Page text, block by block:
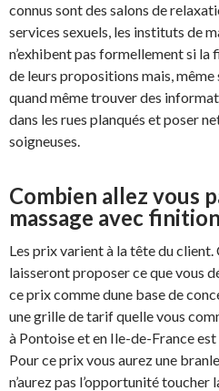
connus sont des salons de
services sexuels, les instituts de
n’exhibent pas formellement si
de leurs propositions mais, même
quand même trouver des
dans les rues planqués et poser
soigneuses.
Combien allez vous
massage avec
Les prix varient à la tête du client.
laisseront proposer ce que vous
ce prix comme dune base de
une grille de tarif quelle vous
à Pontoise et en Ile-de-France est
Pour ce prix vous aurez une
n’aurez pas l’opportunité toucher